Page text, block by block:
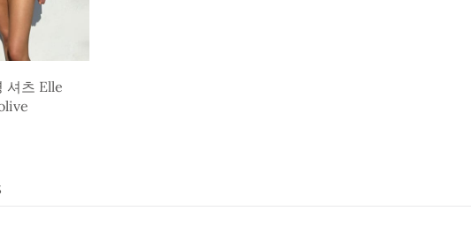
셔츠 Elle